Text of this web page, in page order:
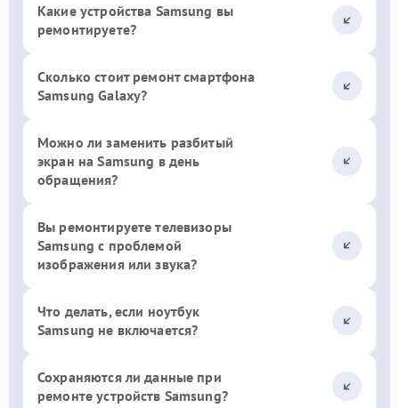
Какие устройства Samsung вы
ремонтируете?
Сколько стоит ремонт смартфона
Samsung Galaxy?
Можно ли заменить разбитый
экран на Samsung в день
обращения?
Вы ремонтируете телевизоры
Samsung с проблемой
изображения или звука?
Что делать, если ноутбук
Samsung не включается?
Сохраняются ли данные при
ремонте устройств Samsung?